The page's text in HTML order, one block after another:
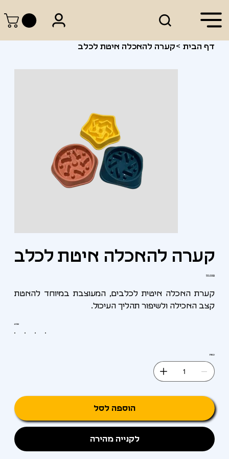
דף הבית >קערה להאכלה איטת לכלב
קערה להאכלה איטת לכלב
מחיר‏55.00 ‏₪
קערת האכלה איטית לכלבים, המעוצבת במיוחד להאטת
קצב האכילה ולשיפור תהליך העיכול.
צבע
כמות
הוספה לסל
לקנייה מהירה